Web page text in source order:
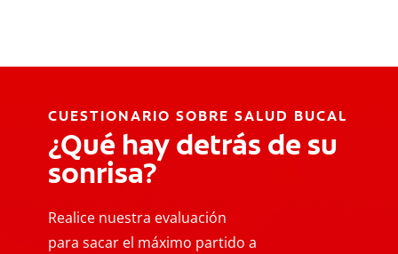
CUESTIONARIO SOBRE SALUD BUCAL
¿Qué hay detrás de su
sonrisa?
Realice nuestra evaluación
para sacar el máximo partido a